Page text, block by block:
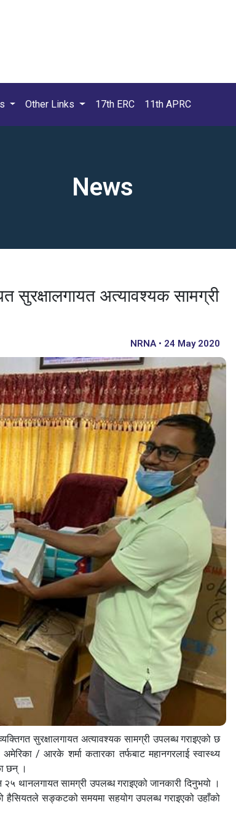
Other Links 17th ERC 11th APRC
News
सुरक्षालगायत अत्यावश्यक सामग्री
NRNA • 24 May 2020
सुरक्षालगायत अत्यावश्यक सामग्री उपलब्ध गराइएको छ
/ आरके शर्मा कतारका तर्फबाट महानगरलाई स्वास्थ्य
छन् ।
थानलगायत सामग्री उपलब्ध गराइएको जानकारी दिनुभयो ।
हैसियतले सङ्कटको समयमा सहयोग उपलब्ध गराइएको उहाँको